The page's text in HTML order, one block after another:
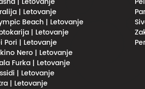
| Letovanje
Beach | Letovanje
| Letovanje
Pori | Letovanje
Nero | Letovanje
Furka | Letovanje
| Letovanje
| Letovanje